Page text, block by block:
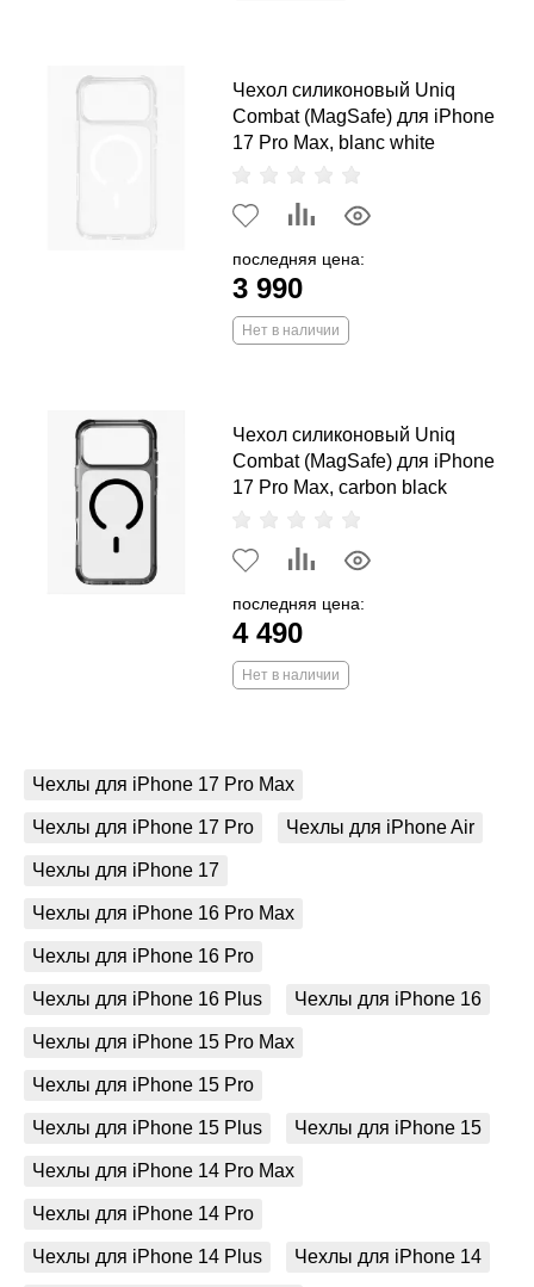
Чехол силиконовый Uniq
Combat (MagSafe) для iPhone
17 Pro Max, blanc white
последняя цена:
3 990
Нет в наличии
Чехол силиконовый Uniq
Combat (MagSafe) для iPhone
17 Pro Max, carbon black
последняя цена:
4 490
Нет в наличии
Чехлы для iPhone 17 Pro Max
Чехлы для iPhone 17 Pro Чехлы для iPhone Air
Чехлы для iPhone 17
Чехлы для iPhone 16 Pro Max
Чехлы для iPhone 16 Pro
Чехлы для iPhone 16 Plus Чехлы для iPhone 16
Чехлы для iPhone 15 Pro Max
Чехлы для iPhone 15 Pro
Чехлы для iPhone 15 Plus Чехлы для iPhone 15
Чехлы для iPhone 14 Pro Max
Чехлы для iPhone 14 Pro
Чехлы для iPhone 14 Plus Чехлы для iPhone 14